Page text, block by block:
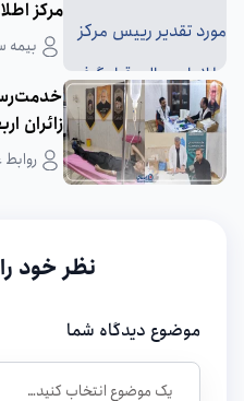
مركز
بیمه
زائران
نظر خود
موضوع دیدگاه شما